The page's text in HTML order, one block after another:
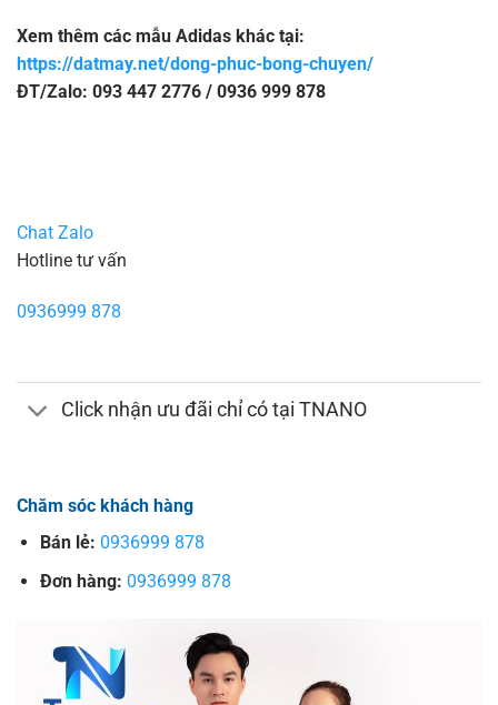
Xem thêm các mẫu Adidas khác tại:
https://datmay.net/dong-phuc-bong-chuyen/
ĐT/Zalo: 093 447 2776 / 0936 999 878
Chat Zalo
Hotline tư vấn
0936999 878
Click nhận ưu đãi chỉ có tại TNANO
Chăm sóc khách hàng
Bán lẻ: 0936999 878
Đơn hàng: 0936999 878